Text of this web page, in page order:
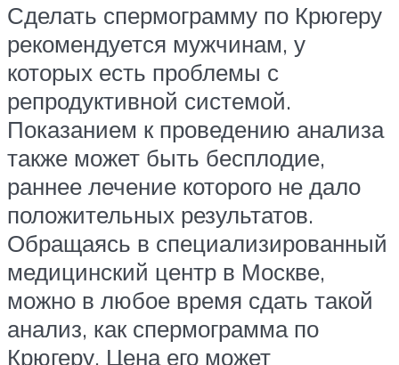
Сделать спермограмму по Крюгеру
рекомендуется мужчинам, у
которых есть проблемы с
репродуктивной системой.
Показанием к проведению анализа
также может быть бесплодие,
раннее лечение которого не дало
положительных результатов.
Обращаясь в специализированный
медицинский центр в Москве,
можно в любое время сдать такой
анализ, как спермограмма по
Крюгеру. Цена его может